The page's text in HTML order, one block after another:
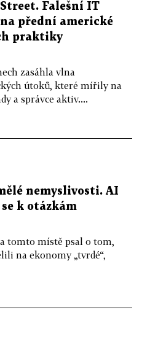
Falešní IT
přední americké
praktiky
zasáhla vlna
útoků, které mířily na
a správce aktiv....
nemyslivosti. AI
k otázkám
tomto místě psal o tom,
na ekonomy „tvrdé“,